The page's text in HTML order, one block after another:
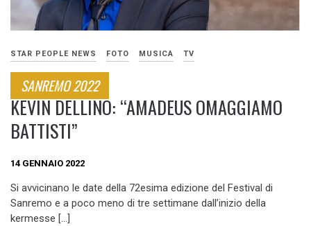
STAR PEOPLE NEWS FOTO MUSICA TV
SANREMO 2022
KEVIN DELLINO: “AMADEUS OMAGGIAMO
BATTISTI”
14 GENNAIO 2022
Si avvicinano le date della 72esima edizione del Festival di
Sanremo e a poco meno di tre settimane dall’inizio della
kermesse […]